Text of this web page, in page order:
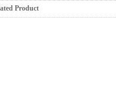
Product